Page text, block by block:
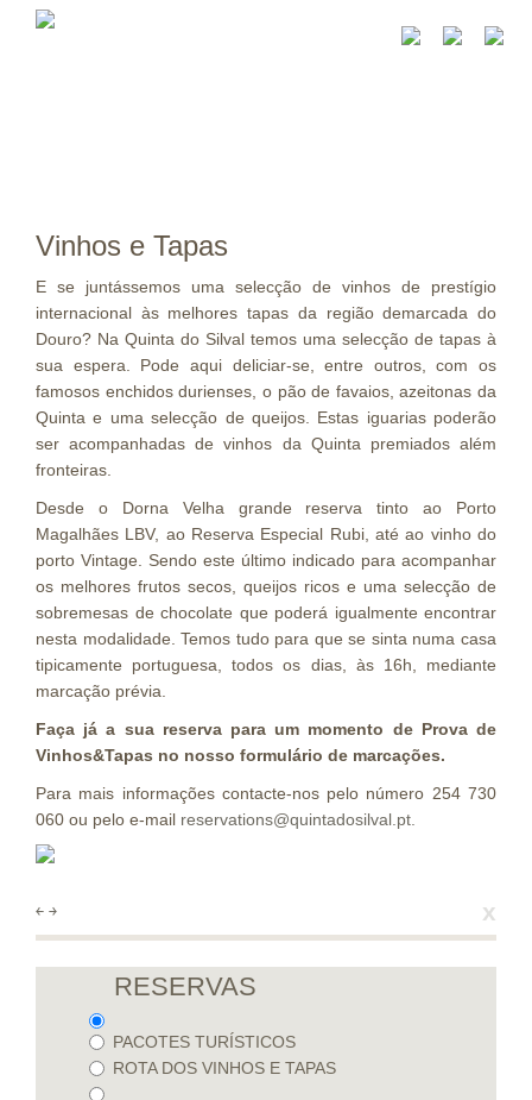
Vinhos e Tapas
E se juntássemos uma selecção de vinhos de prestígio
internacional às melhores tapas da região demarcada do
Douro? Na Quinta do Silval temos uma selecção de tapas à
sua espera. Pode aqui deliciar-se, entre outros, com os
famosos enchidos durienses, o pão de favaios, azeitonas da
Quinta e uma selecção de queijos. Estas iguarias poderão
ser acompanhadas de vinhos da Quinta premiados além
fronteiras.
Desde o Dorna Velha grande reserva tinto ao Porto
Magalhães LBV, ao Reserva Especial Rubi, até ao vinho do
porto Vintage. Sendo este último indicado para acompanhar
os melhores frutos secos, queijos ricos e uma selecção de
sobremesas de chocolate que poderá igualmente encontrar
nesta modalidade. Temos tudo para que se sinta numa casa
tipicamente portuguesa, todos os dias, às 16h, mediante
marcação prévia.
Faça já a sua reserva para um momento de Prova de
Vinhos&Tapas no nosso formulário de marcações.
Para mais informações contacte-nos pelo número 254 730
060 ou pelo e-mail reservations@quintadosilval.pt.
￩ ￫ x
RESERVAS
PACOTES TURÍSTICOS
ROTA DOS VINHOS E TAPAS